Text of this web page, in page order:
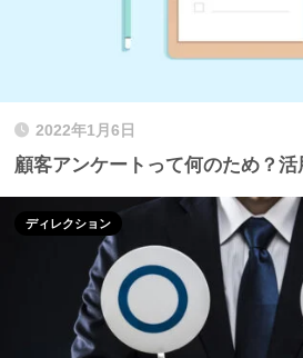
2022年1月6日
顧客アンケートって何のため？
ディレクション